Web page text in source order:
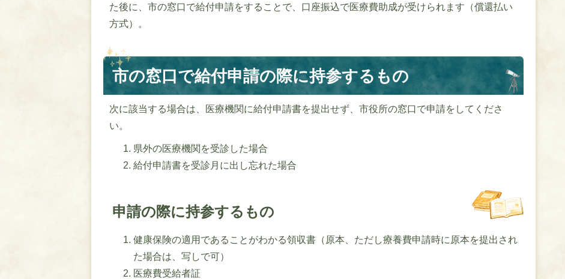
た後に、市の窓口で給付申請をすることで、口座振込で医療費助成が受けられます（償還払い
方式）。
市の窓口で給付申請の際に持参するもの
次に該当する場合は、医療機関に給付申請書を提出せず、市役所の窓口で申請をしてくださ
い。
県外の医療機関を受診した場合
給付申請書を受診月に出し忘れた場合
申請の際に持参するもの
健康保険の適用であることがわかる領収書（原本、ただし療養費申請時に原本を提出され
た場合は、写しで可）
医療費受給者証